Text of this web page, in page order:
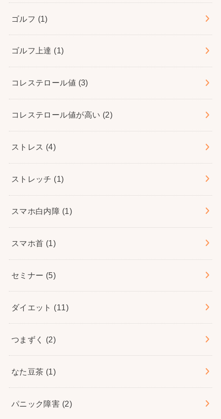
ゴルフ (1)
ゴルフ上達 (1)
コレステロール値 (3)
コレステロール値が高い (2)
ストレス (4)
ストレッチ (1)
スマホ白内障 (1)
スマホ首 (1)
セミナー (5)
ダイエット (11)
つまずく (2)
なた豆茶 (1)
パニック障害 (2)